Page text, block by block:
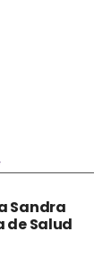
Sandra
de Salud